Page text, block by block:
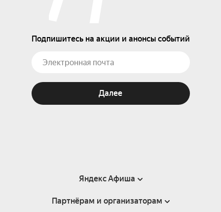
Подпишитесь на акции и анонсы событий
Далее
Яндекс Афиша
Справка
Партнёрам и организаторам